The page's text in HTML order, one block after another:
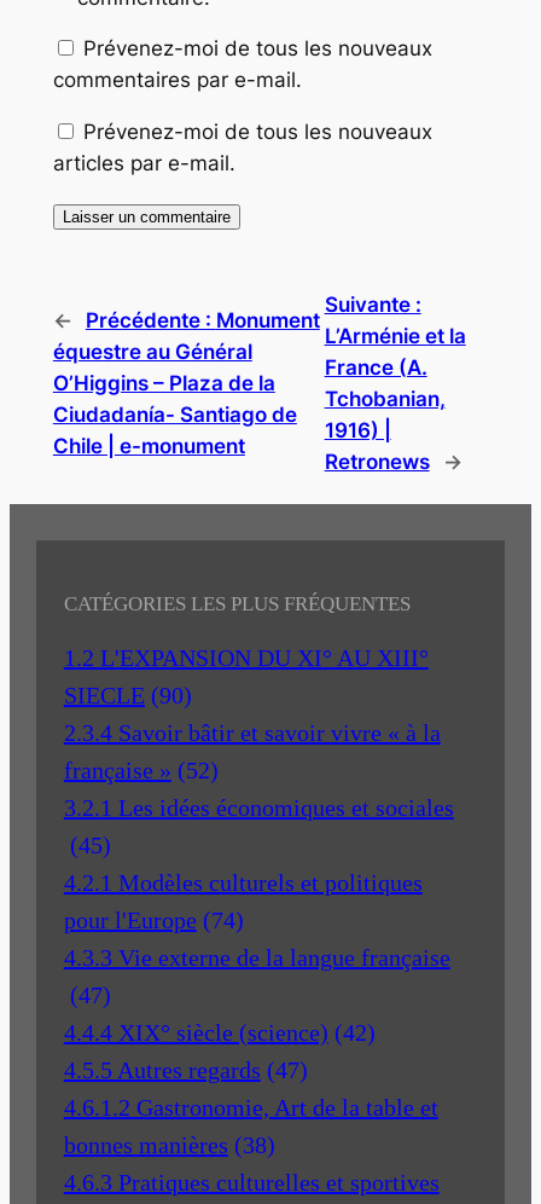
Prévenez-moi de tous les nouveaux
commentaires par e-mail.
Prévenez-moi de tous les nouveaux
articles par e-mail.
← Précédente : Monument
équestre au Général
O’Higgins – Plaza de la
Ciudadanía- Santiago de
Chile | e-monument
Suivante :
L’Arménie et la
France (A.
Tchobanian,
1916) |
Retronews
→
CATÉGORIES LES PLUS FRÉQUENTES
1.2 L'EXPANSION DU XI° AU XIII°
SIECLE (90)
2.3.4 Savoir bâtir et savoir vivre « à la
française » (52)
3.2.1 Les idées économiques et sociales
(45)
4.2.1 Modèles culturels et politiques
pour l'Europe (74)
4.3.3 Vie externe de la langue française
(47)
4.4.4 XIX° siècle (science) (42)
4.5.5 Autres regards (47)
4.6.1.2 Gastronomie, Art de la table et
bonnes manières (38)
4.6.3 Pratiques culturelles et sportives